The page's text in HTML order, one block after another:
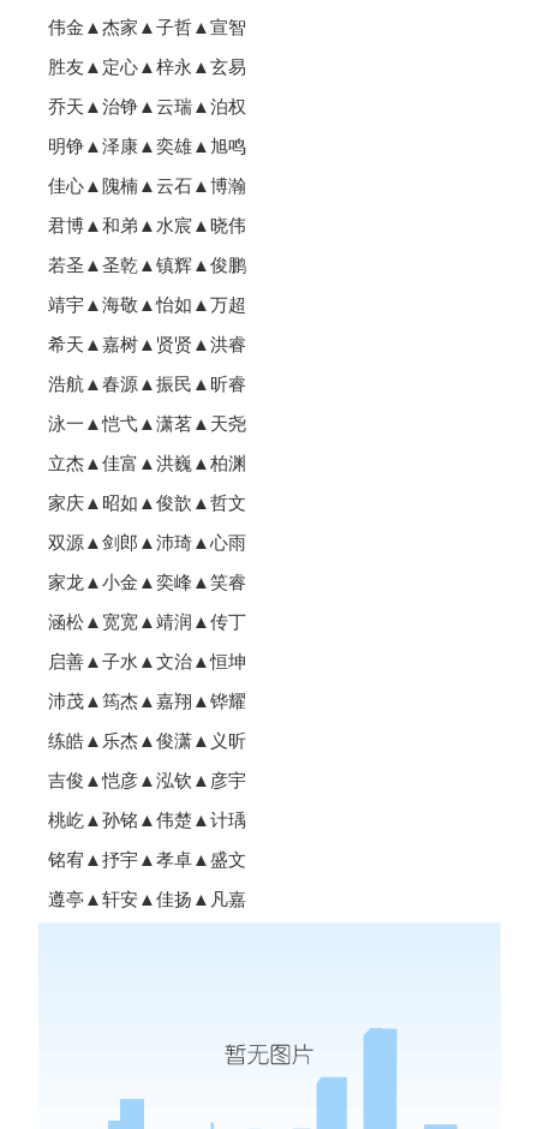
伟金▲杰家▲子哲▲宣智
胜友▲定心▲梓永▲玄易
乔天▲治铮▲云瑞▲泊权
明铮▲泽康▲奕雄▲旭鸣
佳心▲隗楠▲云石▲博瀚
君博▲和弟▲水宸▲晓伟
若圣▲圣乾▲镇辉▲俊鹏
靖宇▲海敬▲怡如▲万超
希天▲嘉树▲贤贤▲洪睿
浩航▲春源▲振民▲昕睿
泳一▲恺弋▲潇茗▲天尧
立杰▲佳富▲洪巍▲柏渊
家庆▲昭如▲俊歆▲哲文
双源▲剑郎▲沛琦▲心雨
家龙▲小金▲奕峰▲笑睿
涵松▲宽宽▲靖润▲传丁
启善▲子水▲文治▲恒坤
沛茂▲筠杰▲嘉翔▲铧耀
练皓▲乐杰▲俊潇▲义昕
吉俊▲恺彦▲泓钦▲彦宇
桃屹▲孙铭▲伟楚▲计瑀
铭宥▲抒宇▲孝卓▲盛文
遵亭▲轩安▲佳扬▲凡嘉